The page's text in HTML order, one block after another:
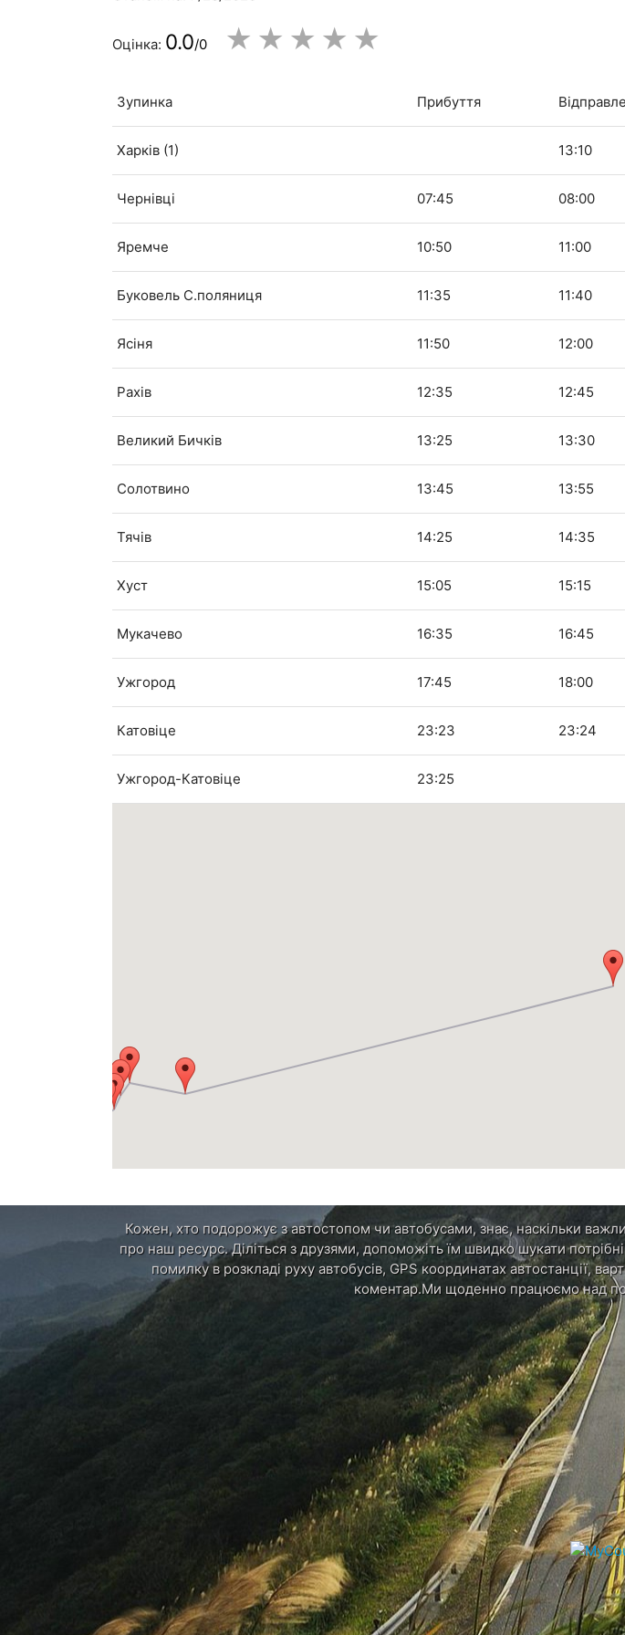
Оцінка: 0.0/0 ★ ★ ★ ★ ★
Зупинка Прибуття
Харків (1) 13:10
Чернівці 07:45 08:00
Яремче 10:50 11:00
Буковель С.поляниця 11:35 11:40
Ясіня 11:50 12:00
Рахів 12:35 12:45
Великий Бичків 13:25 13:30
Солотвино 13:45 13:55
Тячів 14:25 14:35
Хуст 15:05 15:15
Мукачево 16:35 16:45
Ужгород 17:45 18:00
Катовіце 23:23 23:24
Ужгород-Катовіце 23:25
Кожен, хто подорожує з автостопом чи автобусами, знає, наскільки
про наш ресурс. Діліться з друзями, допоможіть їм швидко шукати
помилку в розкладі руху автобусів, GPS координатах автостанції,
коментар.Ми щоденно працюємо над